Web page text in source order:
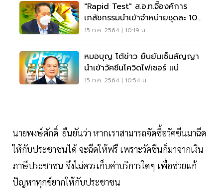
"Rapid Test" ส.อ.ท.จี้องค์การ
เภสัชกรรมนำเข้าจำหน่ายชุดละ 100
บาท
15 ก.ค. 2564 | 10:19 น.
หมอบุญ โต้ข่าว ยืนยันเซ็นสัญญา
นำเข้าวัคซีนโควิดไฟเซอร์ แน่
15 ก.ค. 2564 | 10:54 น.
นายพงษ์ศักดิ์ ยืนยันว่า หากเราสามารถจัดซื้อวัคซีนมาฉีด
ให้กับประชาชนได้ จะฉีดให้ฟรี เพราะวัคซีนก็มาจากเงิน
ภาษีประชาชน จึงไม่ควรเก็บค่าบริการใดๆ เพื่อช่วยแก้
ปัญหาทุกข์ยากให้กับประชาชน